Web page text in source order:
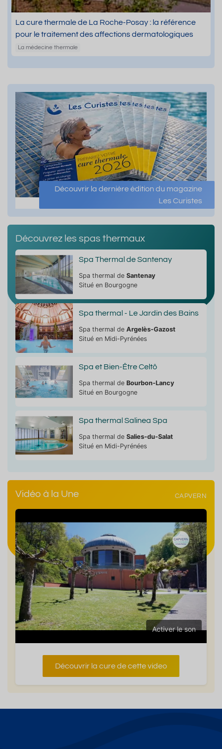
La cure thermale de La Roche-Posay : la référence
pour le traitement des affections dermatologiques
La médecine thermale
Découvrir la dernière édition du magazine
Les Curistes
Découvrez les spas thermaux
Spa Thermal de Santenay
Spa thermal de Santenay
Situé en Bourgogne
Spa thermal - Le Jardin des Bains
Spa thermal de Argelès-Gazost
Situé en Midi-Pyrénées
Spa et Bien-Être Celtô
Spa thermal de Bourbon-Lancy
Situé en Bourgogne
Spa thermal Salinea Spa
Spa thermal de Salies-du-Salat
Situé en Midi-Pyrénées
Vidéo à la Une CAPVERN
Activer le son
Découvrir la cure de cette video